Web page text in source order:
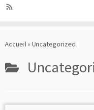
auAccueil» Uncategorized